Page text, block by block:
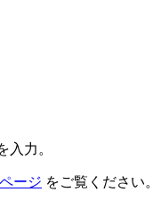
入力。
ージ をご覧ください。